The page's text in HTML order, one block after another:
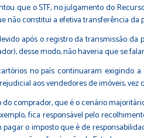
que o STF, no julgamento do
não constitui a efetiva transferência
após o registro da transmissão
desse modo, não haveria que se
no país continuaram exigindo
aos vendedores de imóveis,
do comprador, que é o cenário
fica responsável pelo
o imposto que é de